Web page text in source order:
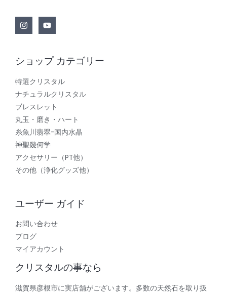
ショップ カテゴリー
特選クリスタル
ナチュラルクリスタル
ブレスレット
丸玉・磨き・ハート
糸魚川翡翠-国内水晶
神聖幾何学
アクセサリー（PT他）
その他（浄化グッズ他）
ユーザー ガイド
お問い合わせ
ブログ
マイアカウント
クリスタルの事なら
滋賀県彦根市に実店舗がございます。多数の天然石を取り扱